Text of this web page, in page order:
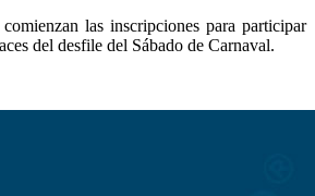
las inscripciones para participar
del desfile del Sábado de Carnaval.